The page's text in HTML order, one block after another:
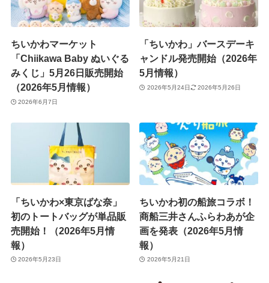
ちいかわマーケット
「Chiikawa Baby ぬいぐる
みくじ」5月26日販売開始
（2026年5月情報）
2026年6月7日
「ちいかわ」バースデーキ
ャンドル発売開始（2026年
5月情報）
2026年5月24日 2026年5月26日
「ちいかわ×東京ばな奈」
初のトートバッグが単品販
売開始！（2026年5月情
報）
2026年5月23日
ちいかわ初の船旅コラボ！
商船三井さんふらわあが企
画を発表（2026年5月情
報）
2026年5月21日